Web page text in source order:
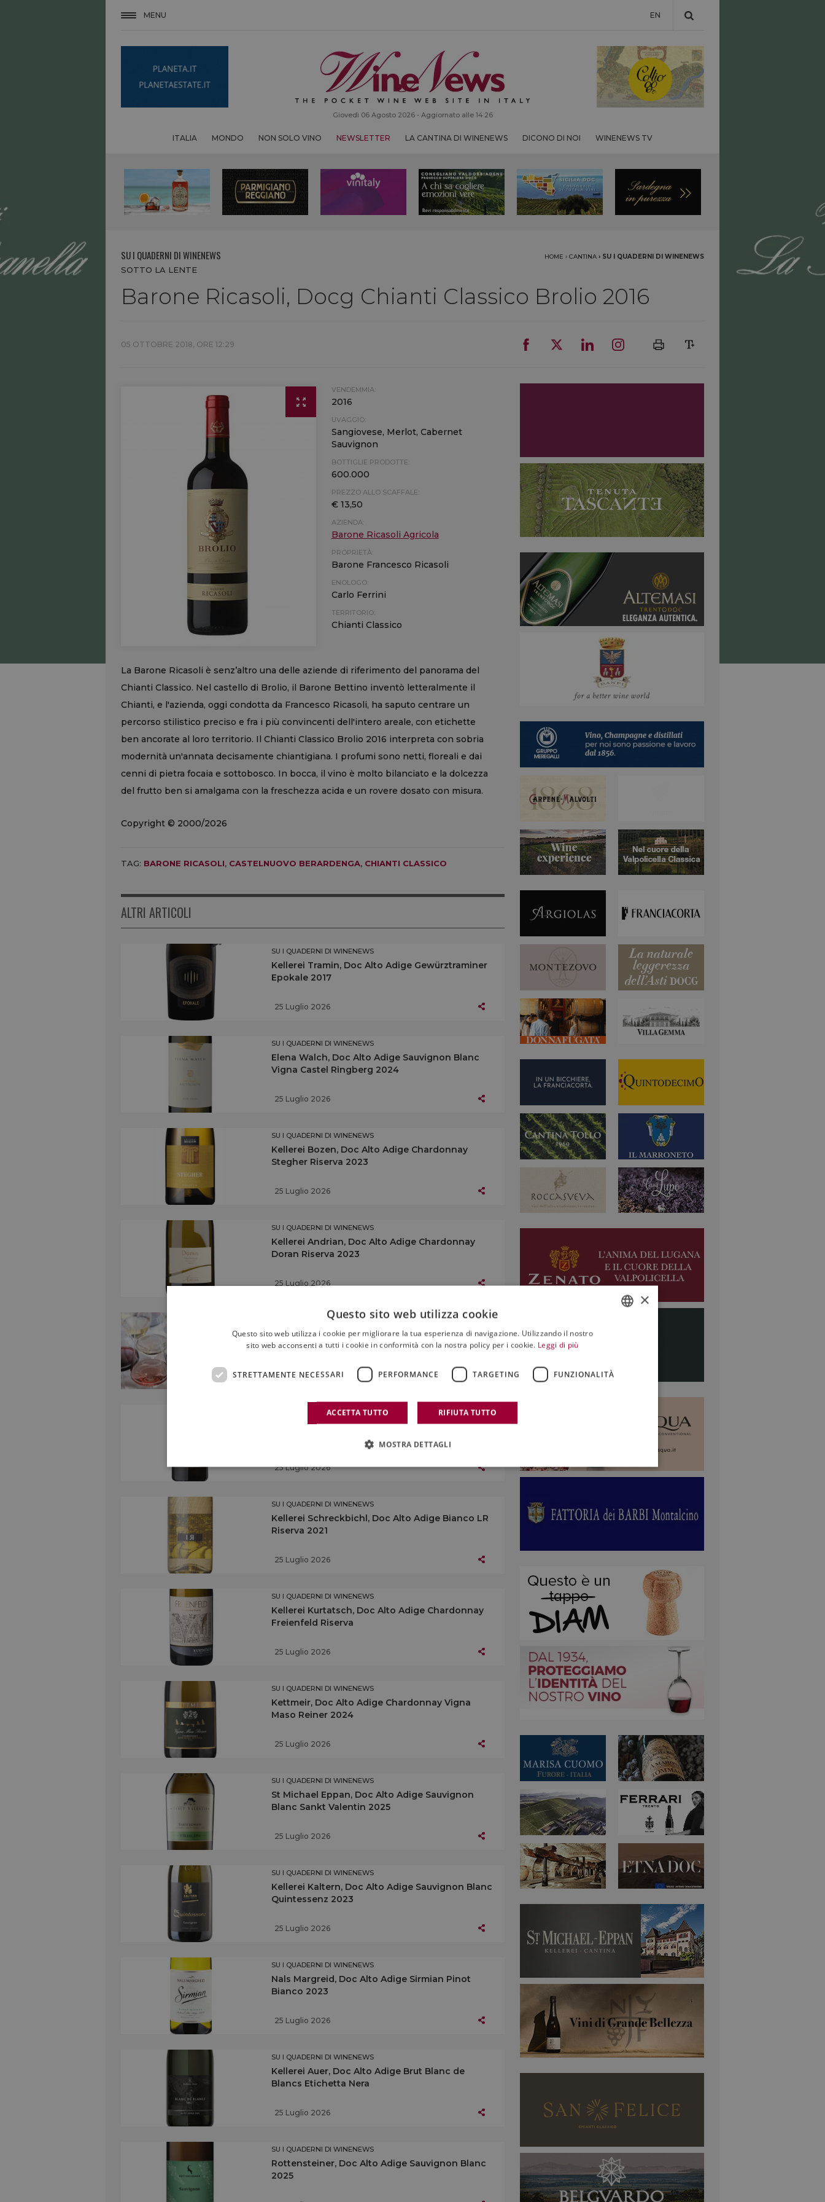
MENU EN
Giovedì 06 Agosto 2026 - Aggiornato alle 14:26
ITALIA MONDO NON SOLO VINO NEWSLETTER LA CANTINA DI WINENEWS DICONO DI NOI WINENEWS TV
SU I QUADERNI DI WINENEWS HOME › CANTINA › SU I QUADERNI DI WINENEWS
SOTTO LA LENTE
Barone Ricasoli, Docg Chianti Classico Brolio 2016
05 OTTOBRE 2018, ORE 12:29
VENDEMMIA:
2016
UVAGGIO:
Sangiovese, Merlot, Cabernet
Sauvignon
BOTTIGLIE PRODOTTE:
600.000
PREZZO ALLO SCAFFALE:
€ 13,50
AZIENDA:
Barone Ricasoli Agricola
PROPRIETÀ:
Barone Francesco Ricasoli
ENOLOGO:
Carlo Ferrini
TERRITORIO:
Chianti Classico
La Barone Ricasoli è senz’altro una delle aziende di riferimento del panorama del
Chianti Classico. Nel castello di Brolio, il Barone Bettino inventò letteralmente il
Chianti, e l'azienda, oggi condotta da Francesco Ricasoli, ha saputo centrare un
percorso stilistico preciso e fra i più convincenti dell'intero areale, con etichette
ben ancorate al loro territorio. Il Chianti Classico Brolio 2016 interpreta con sobria
modernità un'annata decisamente chiantigiana. I profumi sono netti, floreali e dai
cenni di pietra focaia e sottobosco. In bocca, il vino è molto bilanciato e la dolcezza
del frutto ben si amalgama con la freschezza acida e un rovere dosato con misura.
Copyright © 2000/2026
TAG: BARONE RICASOLI, CASTELNUOVO BERARDENGA, CHIANTI CLASSICO
ALTRI ARTICOLI
SU I QUADERNI DI WINENEWS
Kellerei Tramin, Doc Alto Adige Gewürztraminer
Epokale 2017
25 Luglio 2026
SU I QUADERNI DI WINENEWS
Elena Walch, Doc Alto Adige Sauvignon Blanc
Vigna Castel Ringberg 2024
25 Luglio 2026
SU I QUADERNI DI WINENEWS
Kellerei Bozen, Doc Alto Adige Chardonnay
Stegher Riserva 2023
25 Luglio 2026
SU I QUADERNI DI WINENEWS
Kellerei Andrian, Doc Alto Adige Chardonnay
Doran Riserva 2023
25 Luglio 2026
SU I QUADERNI DI WINENEWS
L’Alto Adige enoico
25 Luglio 2026
SU I QUADERNI DI WINENEWS
Hofstätter, Doc Alto Adige Gewürztraminer
Vigna Castel Rechtental 2022
25 Luglio 2026
SU I QUADERNI DI WINENEWS
Kellerei Schreckbichl, Doc Alto Adige Bianco LR
Riserva 2021
25 Luglio 2026
SU I QUADERNI DI WINENEWS
Kellerei Kurtatsch, Doc Alto Adige Chardonnay
Freienfeld Riserva
25 Luglio 2026
SU I QUADERNI DI WINENEWS
Kettmeir, Doc Alto Adige Chardonnay Vigna
Maso Reiner 2024
25 Luglio 2026
SU I QUADERNI DI WINENEWS
St Michael Eppan, Doc Alto Adige Sauvignon
Blanc Sankt Valentin 2025
25 Luglio 2026
SU I QUADERNI DI WINENEWS
Kellerei Kaltern, Doc Alto Adige Sauvignon Blanc
Quintessenz 2023
25 Luglio 2026
SU I QUADERNI DI WINENEWS
Nals Margreid, Doc Alto Adige Sirmian Pinot
Bianco 2023
25 Luglio 2026
SU I QUADERNI DI WINENEWS
Kellerei Auer, Doc Alto Adige Brut Blanc de
Blancs Etichetta Nera
25 Luglio 2026
SU I QUADERNI DI WINENEWS
Rottensteiner, Doc Alto Adige Sauvignon Blanc
2025
×
Questo sito web utilizza cookie
Questo sito web utilizza i cookie per migliorare la tua esperienza di navigazione. Utilizzando il nostro
sito web acconsenti a tutti i cookie in conformità con la nostra policy per i cookie. Leggi di più
STRETTAMENTE NECESSARI PERFORMANCE TARGETING FUNZIONALITÀ
ACCETTA TUTTO RIFIUTA TUTTO
MOSTRA DETTAGLI